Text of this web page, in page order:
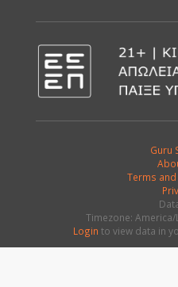
Guru
Terms
Timezone: America/
Login to view data in